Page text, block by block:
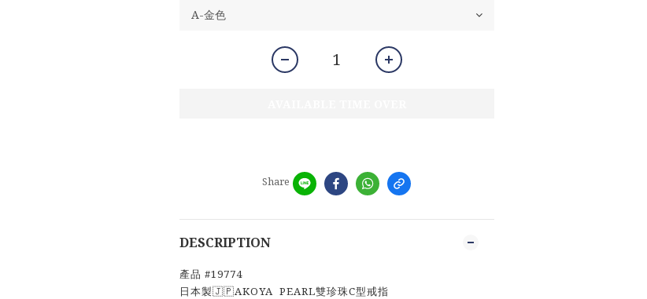
Share
DESCRIPTION
產品 #19774
日本製🇯🇵AKOYA PEARL雙珍珠C型戒指